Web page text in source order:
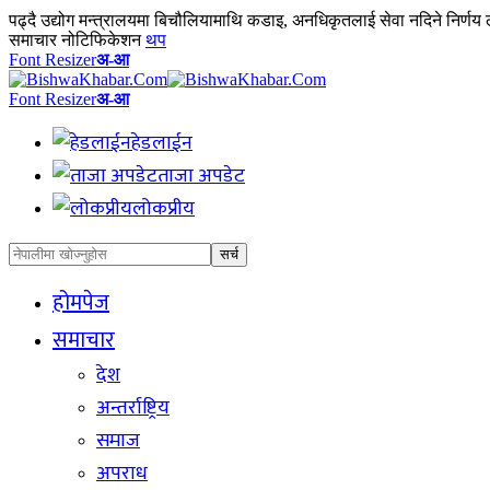
पढ्दै उद्योग मन्त्रालयमा बिचौलियामाथि कडाइ, अनधिकृतलाई सेवा नदिने निर्णय
समाचार नोटिफिकेशन थप
Font Resizerअ-आ
Font Resizerअ-आ
हेडलाईन
ताजा अपडेट
लोकप्रीय
होमपेज
समाचार
देश
अन्तर्राष्ट्रिय
समाज
अपराध